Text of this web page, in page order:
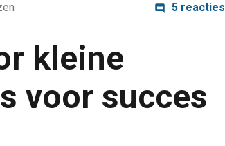
5 reacties
kleine
voor succes